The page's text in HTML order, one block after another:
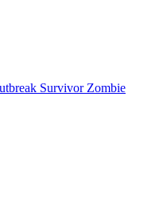
Survivor Zombie